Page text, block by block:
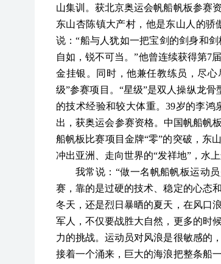
山集训。获北京奥运会帆船帆板参赛
东山杏陈镇大产村，他是东山人的骄
说：“船与人犹如一把宝剑的剑身和
自如，锐不可当。”他曾连续获得第7
金挂银。同时，他兼任教练员，尽
级”参赛项目。“星级”是双人操纵龙
的技术经验和较大体重。39岁的李
出，获奥运会参赛资格。中国帆船帆
船帆板比赛项目金牌“零”的突破，东
冲出亚洲、走向世界的“发祥地”，水上
我常说： “做一名帆船帆板运动
赛，靠的是过硬的技术、稳定的心态
冬天，还是烈日暴晒的夏天，在风口
军人，不仅要战胜大自然，更多的时
力的挑战。运动员对风浪是很敏感的
接着一个涌来，巨大的海浪把整条船